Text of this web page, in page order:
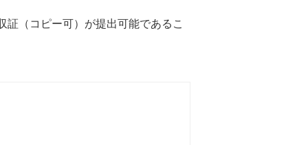
（コピー可）が提出可能であるこ